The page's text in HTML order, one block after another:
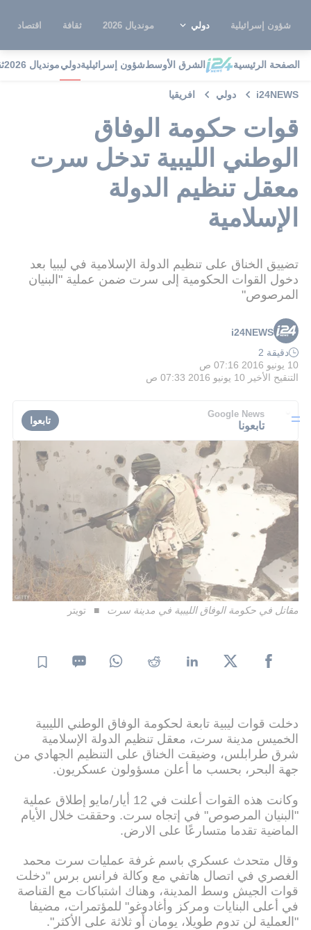
شؤون إسرائيلية دولي مونديال 2026 ثقافة اقتصاد
الصفحة الرئيسية الشرق الأوسطشؤون إسرائيليةدوليمونديال 2026
i24NEWS دولي افريقيا
قوات حكومة الوفاق
الوطني الليبية تدخل سرت
معقل تنظيم الدولة
الإسلامية
تضييق الخناق على تنظيم الدولة الإسلامية في ليبيا بعد
دخول القوات الحكومية إلى سرت ضمن عملية "البنيان
المرصوص"
i24NEWS
دقيقة 2
10 يونيو 2016 07:16 ص
التنقيح الأخير 10 يونيو 2016 07:33 ص
Google News
تابعونا تابعوا
مقاتل في حكومة الوفاق الليبية في مدينة سرت تويتر
دخلت قوات ليبية تابعة لحكومة الوفاق الوطني الليبية
الخميس مدينة سرت، معقل تنظيم الدولة الإسلامية
شرق طرابلس، وضيقت الخناق على التنظيم الجهادي من
جهة البحر، بحسب ما أعلن مسؤولون عسكريون.
وكانت هذه القوات أعلنت في 12 أيار/مايو إطلاق عملية
"البنيان المرصوص" في إتجاه سرت. وحققت خلال الأيام
الماضية تقدما متسارعًا على الارض.
وقال متحدث عسكري باسم غرفة عمليات سرت محمد
الغصري في اتصال هاتفي مع وكالة فرانس برس "دخلت
قوات الجيش وسط المدينة، وهناك اشتباكات مع القناصة
في أعلى البنايات ومركز وأغادوغو" للمؤتمرات، مضيفا
"العملية لن تدوم طويلا، يومان أو ثلاثة على الأكثر".